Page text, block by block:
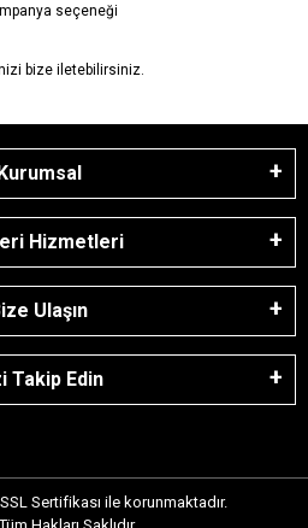
seçeneği
bize iletebilirsiniz.
Hizmetleri
Ulaşın
Takip Edin
Sertifikası ile korunmaktadır.